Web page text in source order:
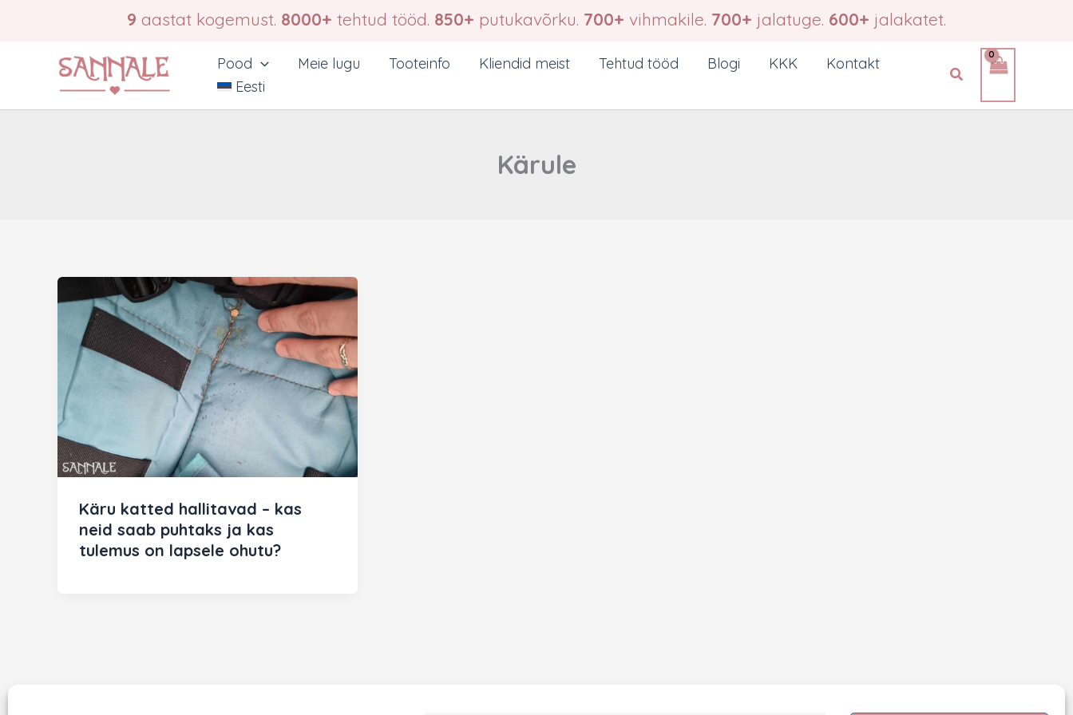
9 aastat kogemust. 8000+ tehtud tööd. 850+ putukavõrku. 700+ vihmakile. 700+ jalatuge. 600+ jalakatet.
Pood Meie lugu Tooteinfo Kliendid meist Tehtud tööd Blogi KKK
Kontakt
Eesti
Search
Kärule
Käru katted hallitavad – kas
neid saab puhtaks ja kas
tulemus on lapsele ohutu?